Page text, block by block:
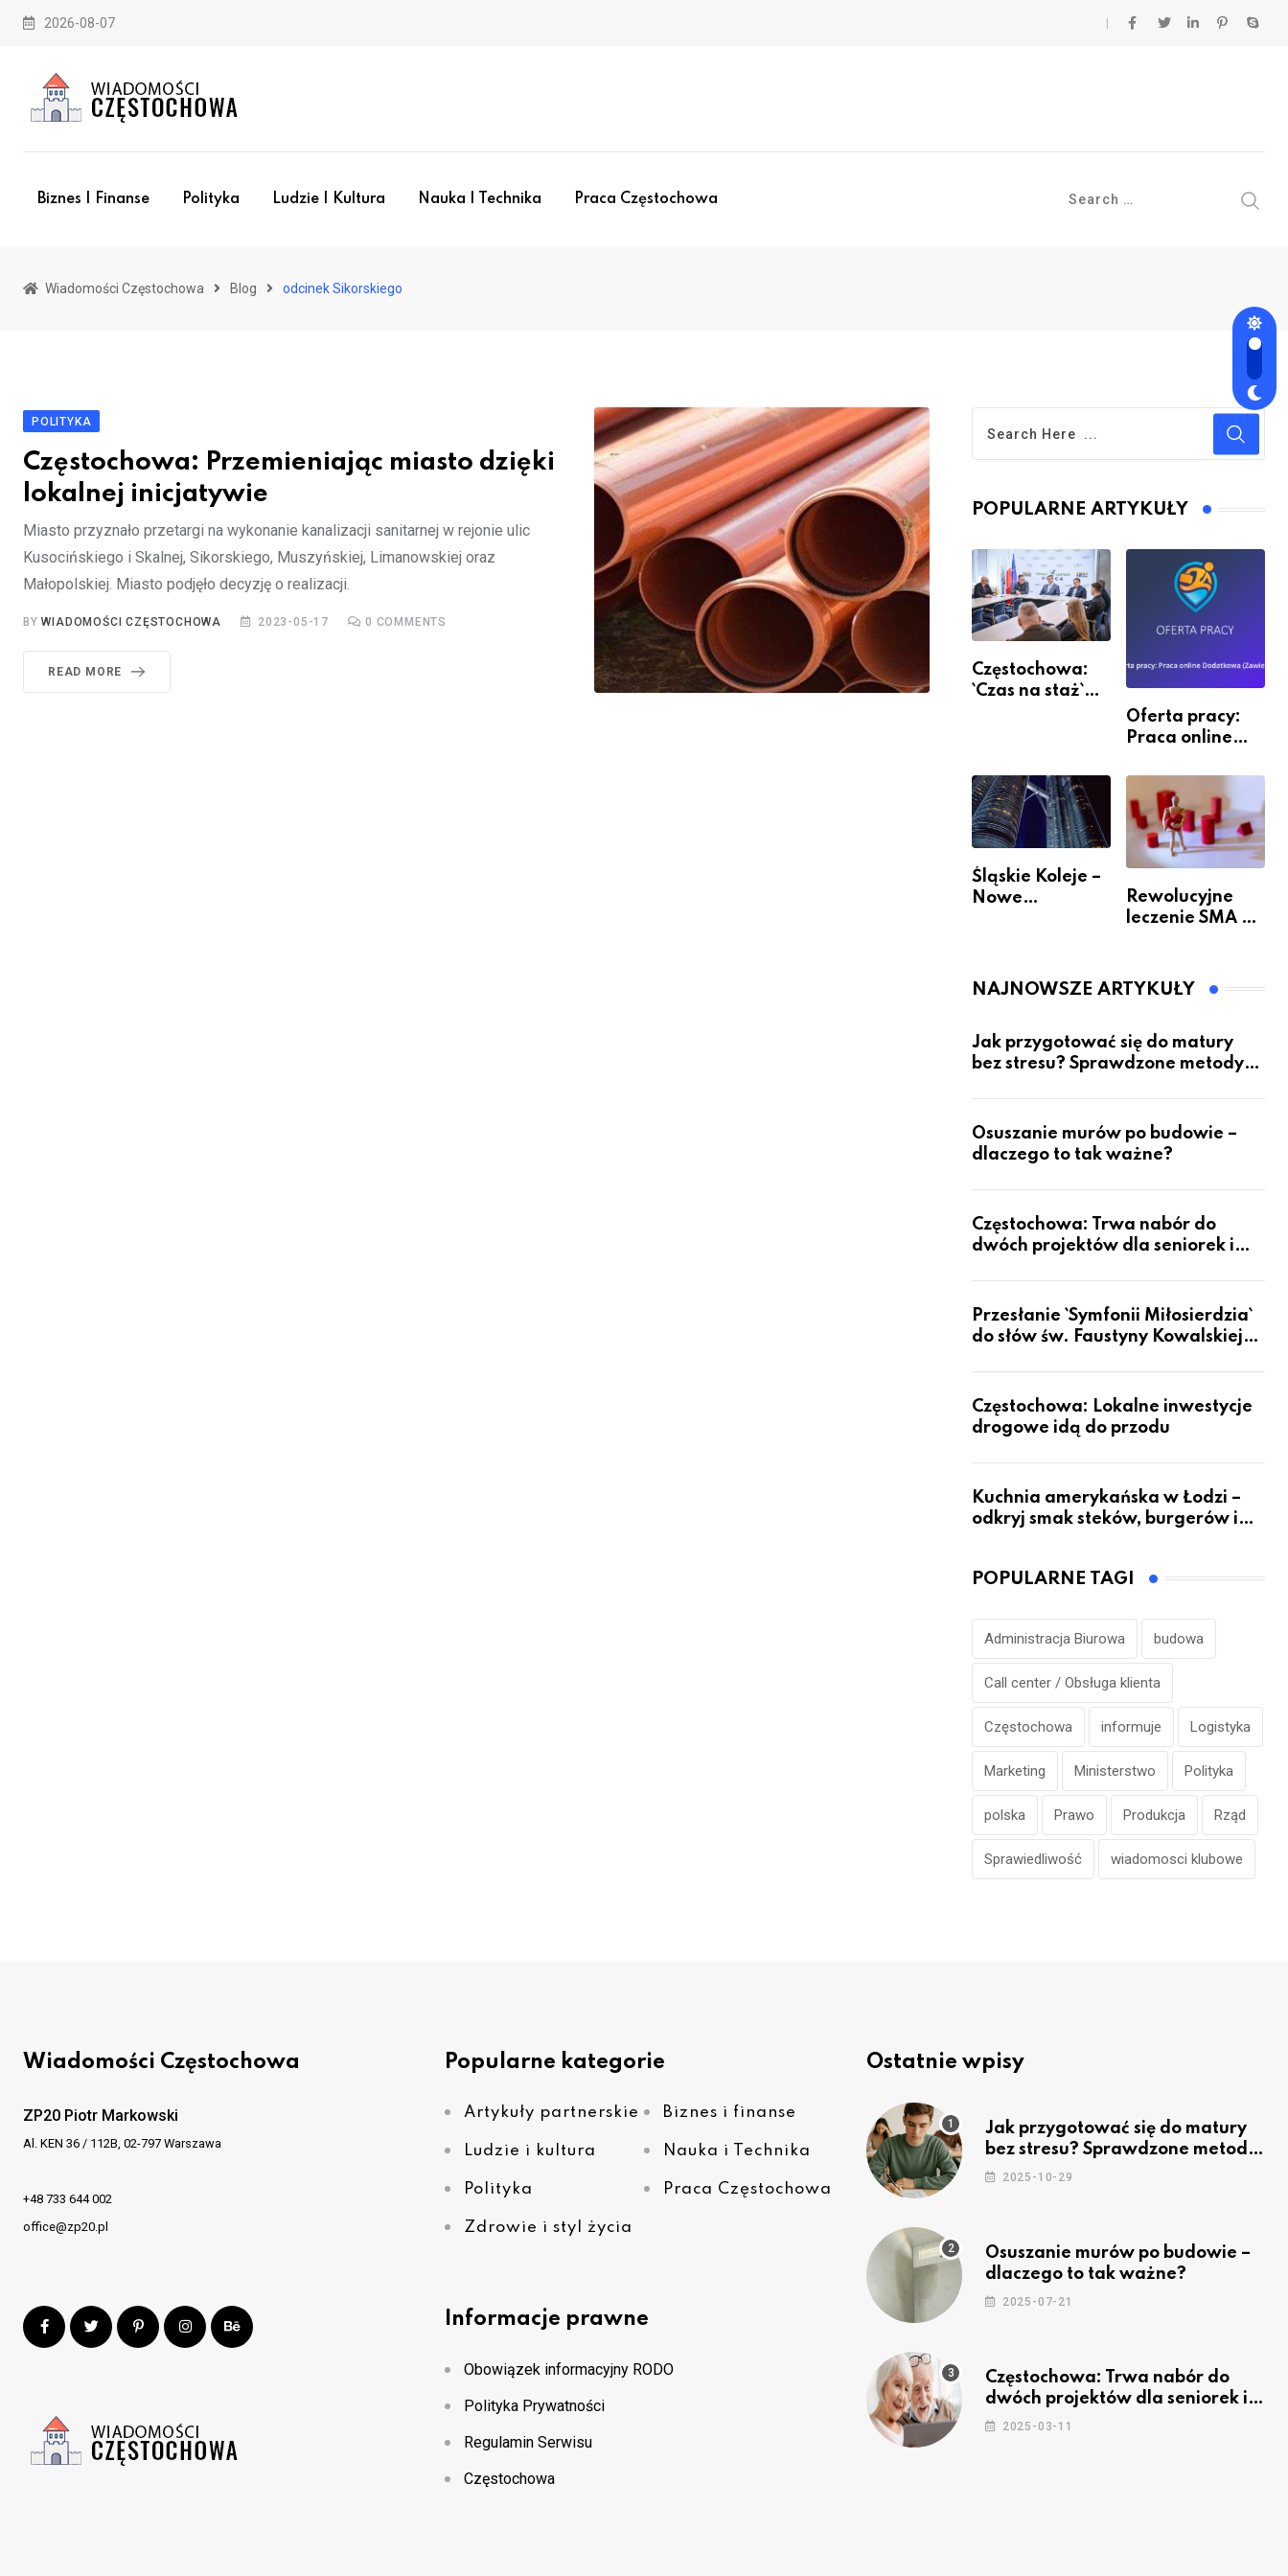
Skip
2026-08-07
Biznes I Finanse Polityka Ludzie I Kultura Nauka I Technika Praca Częstochowa
Wiadomości Częstochowa Blog odcinek Sikorskiego
POLITYKA
Częstochowa: Przemieniając miasto dzięki
lokalnej inicjatywie
Miasto przyznało przetargi na wykonanie kanalizacji sanitarnej w rejonie ulic
Kusocińskiego i Skalnej, Sikorskiego, Muszyńskiej, Limanowskiej oraz
Małopolskiej. Miasto podjęło decyzję o realizacji.
BYWIADOMOŚCI CZĘSTOCHOWA 2023-05-17 0 COMMENTS
READ MORE
POPULARNE ARTYKUŁY
Częstochowa:
`Czas na staż`
Oferta pracy:
Praca online
(Zawiercie)
Śląskie Koleje –
Nowe
Rewolucyjne
leczenie SMA –
pacjentów?
NAJNOWSZE ARTYKUŁY
Jak przygotować się do matury
bez stresu? Sprawdzone metody
Osuszanie murów po budowie –
dlaczego to tak ważne?
Częstochowa: Trwa nabór do
dwóch projektów dla seniorek i
Przesłanie `Symfonii Miłosierdzia`
do słów św. Faustyny Kowalskiej
Częstochowa: Lokalne inwestycje
drogowe idą do przodu
Kuchnia amerykańska w Łodzi –
odkryj smak steków, burgerów i
POPULARNE TAGI
Administracja Biurowa budowa
Call center / Obsługa klienta
Częstochowa informuje Logistyka
Marketing Ministerstwo Polityka
polska Prawo Produkcja Rząd
Sprawiedliwość wiadomosci klubowe
Wiadomości Częstochowa
ZP20 Piotr Markowski
Al. KEN 36 / 112B, 02-797 Warszawa
+48 733 644 002
office@zp20.pl
Popularne kategorie
Artykuły partnerskie Biznes i finanse
Ludzie i kultura Nauka i Technika
Polityka Praca Częstochowa
Zdrowie i styl życia
Informacje prawne
Obowiązek informacyjny RODO
Polityka Prywatności
Regulamin Serwisu
Częstochowa
Ostatnie wpisy
Jak przygotować się do matury
bez stresu? Sprawdzone metody
nauki z kursów w Częstochowie
2025-10-29
Osuszanie murów po budowie –
dlaczego to tak ważne?
2025-07-21
Częstochowa: Trwa nabór do
dwóch projektów dla seniorek i
seniorów
2025-03-11